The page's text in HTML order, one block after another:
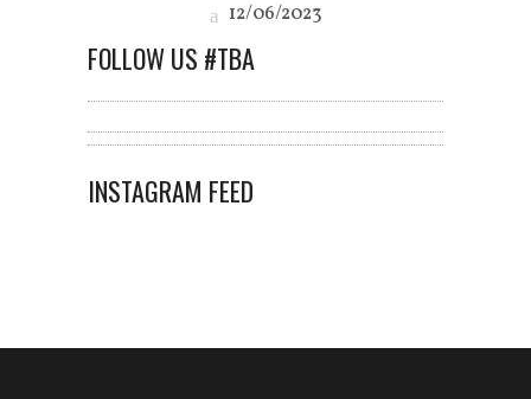
12/06/2023
FOLLOW US #TBA
INSTAGRAM FEED